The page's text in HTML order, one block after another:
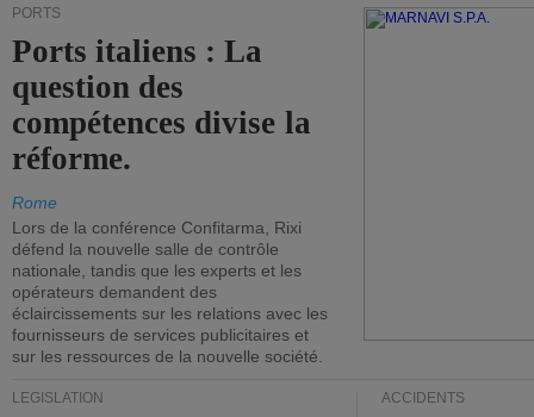
PORTS
Ports italiens : La
question des
compétences divise la
réforme.
Rome
Lors de la conférence Confitarma, Rixi
défend la nouvelle salle de contrôle
nationale, tandis que les experts et les
opérateurs demandent des
éclaircissements sur les relations avec les
fournisseurs de services publicitaires et
sur les ressources de la nouvelle société.
LÉGISLATION ACCIDENTS